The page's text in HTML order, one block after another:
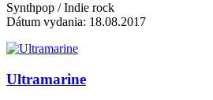
Synthpop / Indie rock
Dátum vydania: 18.08.2017
Ultramarine